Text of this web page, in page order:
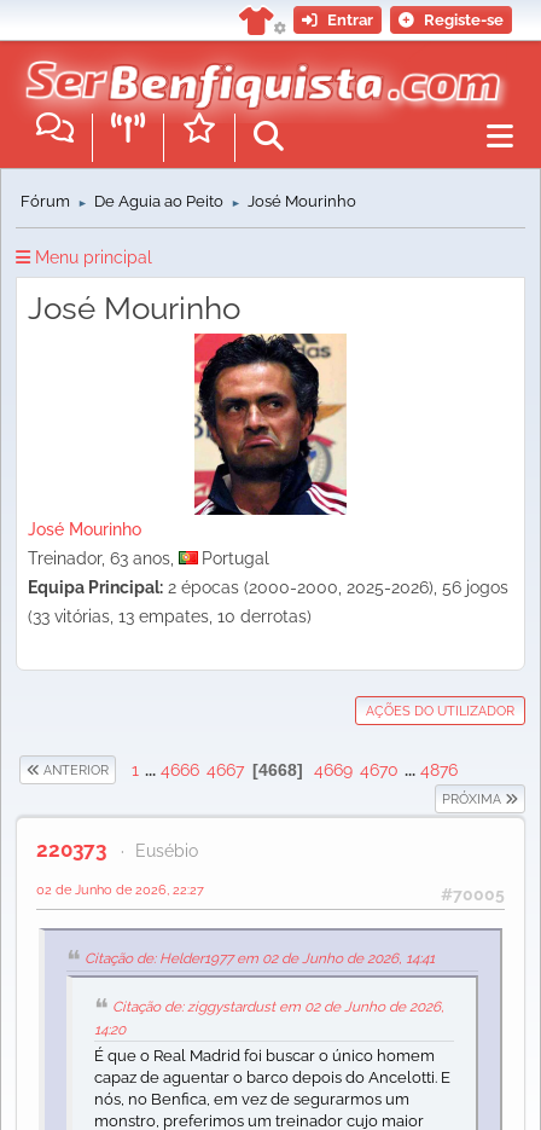
Entrar Registe-se
Fórum ► De Águia ao Peito ► José Mourinho
Menu principal
José Mourinho
José Mourinho
Treinador, 63 anos,
Portugal
Equipa Principal: 2 épocas (2000-2000, 2025-2026), 56 jogos
(33 vitórias, 13 empates, 10 derrotas)
AÇÕES DO UTILIZADOR
ANTERIOR 1 ... 4666 4667 4668 4669 4670 ... 4876
PRÓXIMA
220373 Eusébio
#70005
02 de Junho de 2026, 22:27
Citação de: Helder1977 em 02 de Junho de 2026, 14:41
Citação de: ziggystardust em 02 de Junho de 2026,
14:20
É que o Real Madrid foi buscar o único homem
capaz de aguentar o barco depois do Ancelotti. E
nós, no Benfica, em vez de segurarmos um
monstro, preferimos um treinador cujo maior